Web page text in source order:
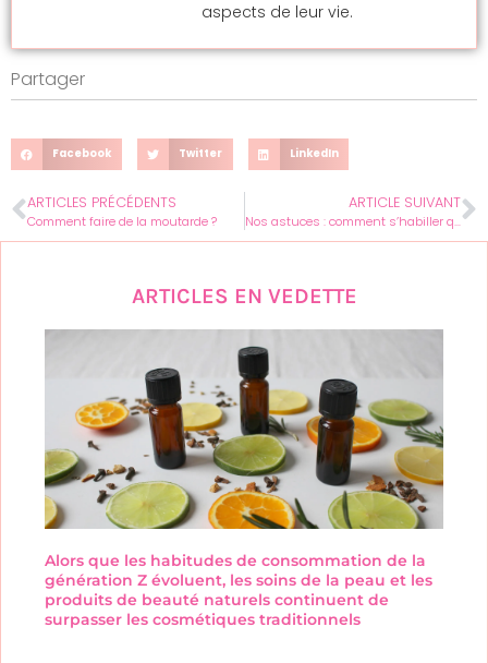
aspects de leur vie.
Partager
Facebook Twitter LinkedIn
ARTICLES PRÉCÉDENTS
Comment faire de la moutarde ?
ARTICLE SUIVANT
Nos astuces : comment s’habiller quand on a du ventre ?
ARTICLES EN VEDETTE
Alors que les habitudes de consommation de la
génération Z évoluent, les soins de la peau et les
produits de beauté naturels continuent de
surpasser les cosmétiques traditionnels